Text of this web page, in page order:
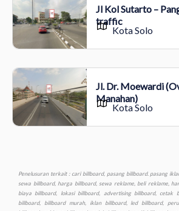
Jl Kol Sutarto –
traffic
Kota Solo
Jl. Dr. Moewardi
Manahan)
Kota Solo
Penelusuran terkait : cari billboard, pasang billboard. pasang iklan, beli billboard, buat billboard, sewa billboard, harga billboard, sewa reklame, beli reklame, harga reklame, sewa iklan, iklan, biaya billboard, lokasi billboard, advertising billboard, cetak billboard, titik billboard, video billboard, billboard murah, iklan billboard, led billboard, perusahaan billboard, pembuatan billboard, reklame billboard, pajak billboard, tarif billboard, vendor billboard, sewa billboard murah aceh kota banda aceh, sewa billboard murah bali kota denpasar, sewa billboard murah banten kota serang, sewa billboard murah bengkulu kota bengkulu, sewa billboard murah gorontalo kota gorontalo, sewa billboard murah jakarta dki jakarta, sewa billboard murah jambi kota jambi, sewa billboard murah jawa barat kota bandung, sewa billboard murah jawa tengah kota semarang, sewa billboard murah jawa timur kota surabaya, sewa billboard murah kalimantan barat kota pontianak, sewa billboard murah kalimantan selatan kota banjarmasin, sewa billboard murah kalimantan tengah kota palangkaraya, sewa billboard murah kalimantan timur kota samarinda, sewa billboard murah kalimantan utara kota tanjungselor, sewa billboard murah kepulauan bangka belitung kota pangkalpinang, sewa billboard murah kepulauan riau kota tanjung pinang, sewa billboard murah lampung kota bandar lampung, sewa billboard murah maluku kota ambon, sewa billboard murah maluku utara kota sofifi ternate, sewa billboard murah nusa tenggara barat kota mataram, sewa billboard murah nusa tenggara timur kota kupang, sewa billboard murah papua kota jayapura, sewa billboard murah papua barat kota manokwari, sewa billboard murah riau kota pekanbaru, sewa billboard murah sulawesi barat kota mamuju, sewa billboard murah sulawesi selatan kota makassar, sewa billboard murah sulawesi tengah kota palu, sewa billboard murah sulawesi tenggara kota kendari, sewa billboard murah sulawesi utara kota manado, sewa billboard murah sumatera barat kota padang, sewa billboard murah sumatera selatan kota palembang, sewa billboard murah sumatera utara kota medan, sewa billboard murah yogyakarta kota yogyakarta, sewa baliho murah aceh kota banda aceh, sewa baliho murah bali kota denpasar, sewa baliho murah banten kota serang, sewa baliho murah bengkulu kota bengkulu, sewa baliho murah gorontalo kota gorontalo, sewa baliho murah jakarta dki jakarta, sewa baliho murah jambi kota jambi, sewa baliho murah jawa barat kota bandung, sewa baliho murah jawa tengah kota semarang, sewa baliho murah jawa timur kota surabaya, sewa baliho murah kalimantan barat kota pontianak, sewa baliho murah kalimantan selatan kota banjarmasin, sewa baliho murah, kalimantan tengah kota palangkaraya, sewa baliho murah kalimantan timur kota samarinda, sewa baliho murah kalimantan utara kota tanjungselor, sewa baliho murah kepulauan bangka belitung kota pangkalpinang, sewa murah baliho kepulauan riau kota tanjung pinang, sewa baliho murah lampung kota bandar lampung, sewa baliho murah maluku kota ambon, sewa baliho murah maluku utara kota sofifi ternate, sewa baliho murah nusa tenggara barat kota mataram, sewa baliho murah nusa tenggara timur kota kupang, sewa baliho murah papua kota jayapura, sewa baliho murah papua barat kota manokwari, sewa baliho murah riau kota pekanbaru, sewa baliho murah sulawesi barat kota mamuju, sewa baliho murah sulawesi selatan kota makassar, sewa baliho murah sulawesi tengah kota palu, sewa baliho murah sulawesi tenggara kota kendari, sewa baliho murah sulawesi utara kota manado, sewa baliho murah sumatera barat kota padang, sewa baliho murah sumatera selatan kota palembang, sewa baliho murah sumatera utara kota medan, sewa baliho murah yogyakarta kota yogyakarta, sewa videotron murah aceh kota banda aceh, sewa videotron murah bali kota denpasar, sewa videotron murah banten kota serang, sewa videotron murah bengkulu kota bengkulu, sewa videotron murah gorontalo kota gorontalo, sewa videotron murah jakarta dki jakarta, sewa videotron murah jambi kota jambi, sewa videotron murah jawa barat kota bandung, sewa videotron murah jawa tengah kota semarang, sewa videotron murah jawa timur kota surabaya, sewa videotron murah kalimantan barat kota pontianak, sewa videotron murah kalimantan selatan kota banjarmasin, sewa videotron murah kalimantan tengah kota palangkaraya, sewa videotron murah kalimantan timur kota samarinda, sewa videotron murah kalimantan utara kota tanjungselor, sewa videotron murah kepulauan bangka belitung kota pangkalpinang, sewa videotron murah kepulauan riau kota tanjung pinang, sewa videotron murah lampung kota bandar lampung, sewa videotron murah maluku kota ambon, sewa videotron murah maluku utara kota sofifi ternate, sewa videotron murah nusa tenggara barat kota mataram, sewa videotron murah nusa tenggara timur kota kupang, sewa videotron murah papua kota jayapura, sewa videotron murah papua barat kota manokwari, sewa videotron murah riau kota pekanbaru, sewa videotron murah sulawesi barat kota mamuju, sewa videotron murah sulawesi selatan kota makassar, sewa videotron murah sulawesi tengah kota palu, sewa videotron murah sulawesi tenggara kota kendari, sewa videotron murah sulawesi utara kota manado, sewa videotron murah sumatera barat kota padang, sewa videotron murah sumatera selatan kota palembang, sewa videotron murah sumatera utara kota medan, sewa videotron murah yogyakarta kota yogyakarta, produksi murah billboard aceh kota banda aceh, produksi billboard murah bali kota denpasar, produksi billboard murah banten kota serang, produksi billboard murah bengkulu kota bengkulu, produksi billboard murah gorontalo kota gorontalo, produksi billboard murah jakarta dki jakarta, produksi billboard murah jambi kota jambi, produksi billboard murah jawa barat kota bandung, produksi billboard murah jawa tengah kota semarang, produksi billboard murah jawa timur kota surabaya, produksi billboard murah kalimantan barat kota pontianak, produksi billboard murah kalimantan selatan kota banjarmasin, produksi billboard murah kalimantan tengah kota palangkaraya, produksi billboard murah kalimantan timur kota samarinda, produksi billboard murah kalimantan utara kota tanjungselor, produksi billboard murah kepulauan bangka belitung kota pangkalpinang, produksi billboard murah kepulauan riau kota tanjung pinang, produksi billboard murah lampung kota bandar lampung, produksi billboard murah maluku kota ambon, produksi billboard maluku utara kota sofifi ternate, produksi billboard murah nusa tenggara barat kota mataram, produksi billboard murah nusa tenggara timur kota kupang, produksi billboard murah papua kota jayapura, produksi billboard murah papua barat kota manokwari, produksi billboard